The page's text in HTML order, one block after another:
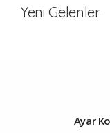
Yeni Gelenler
Ayar